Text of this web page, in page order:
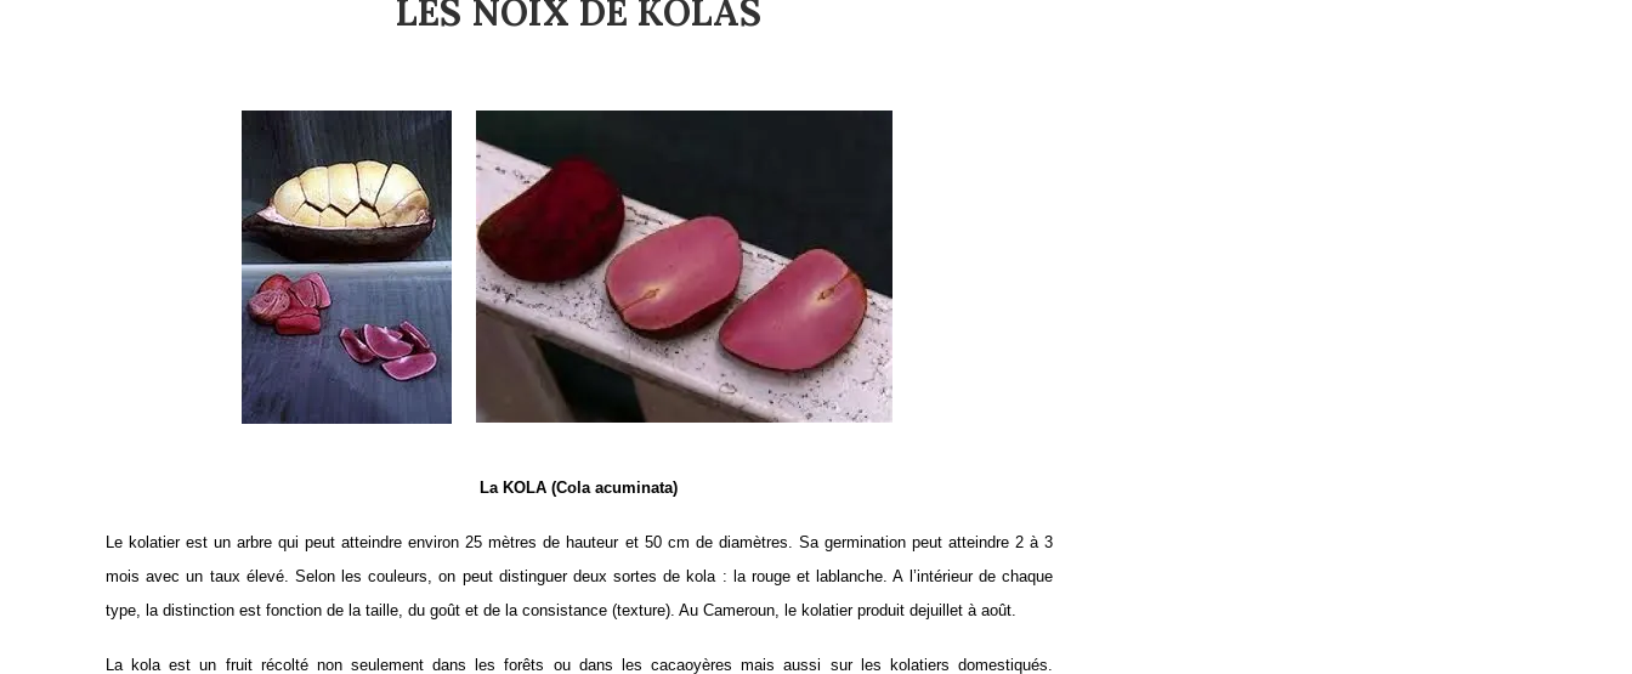
LES NOIX DE KOLAS
La KOLA (Cola acuminata)
Le kolatier est un arbre qui peut atteindre environ 25 mètres de hauteur et 50 cm de diamètres. Sa germinationpeut atteindre 2 à 3
mois avec un taux élevé. Selon les couleurs, on peut distinguer deux sortes de kola : la rouge et lablanche. A l’intérieur de chaque
type, la distinction est fonction de la taille, du goût et de la consistance (texture). Au Cameroun, le kolatier produit dejuillet à août.
La kola est un fruit récolté non seulement dans les forêts ou dans les cacaoyères mais aussi sur les kolatiers domestiqués.